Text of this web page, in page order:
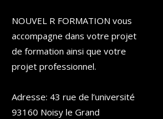
NOUVEL R FORMATION vous
accompagne dans votre projet
de formation ainsi que votre
projet professionnel.
Adresse: 43 rue de l’université
93160 Noisy le Grand